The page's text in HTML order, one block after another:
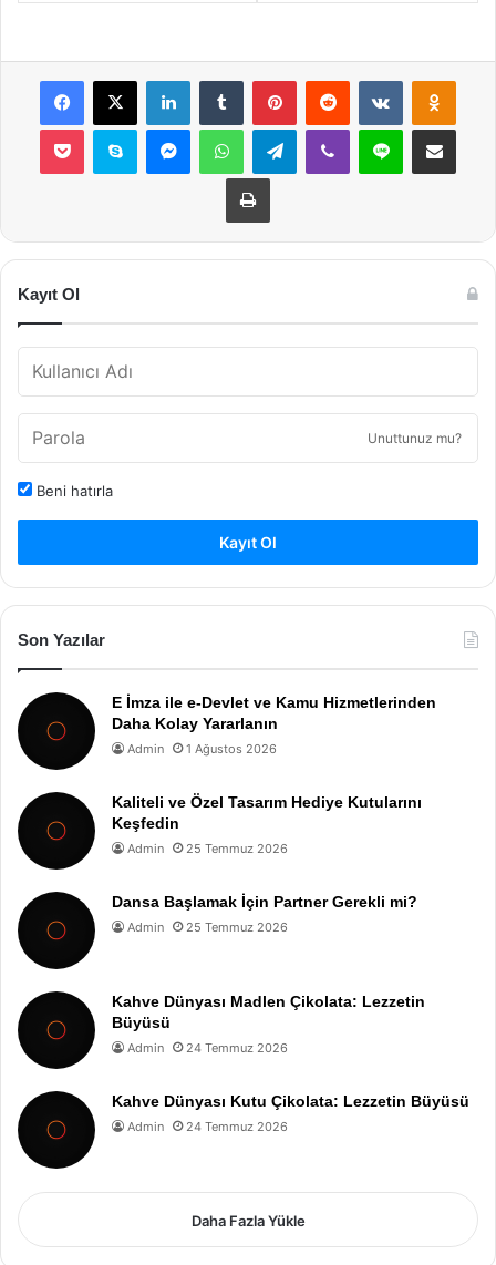
Facebook
X LinkedInTumblr PinterestReddit VKontakte
Pocket Skype MessengerWhatsAppTelegramViber Line E-Posta ile
Yazdır
Kayıt Ol
Unuttunuz mu?
Beni hatırla
Kayıt Ol
Son Yazılar
E İmza ile e-Devlet ve Kamu Hizmetlerinden
Daha Kolay Yararlanın
Admin 1 Ağustos 2026
Kaliteli ve Özel Tasarım Hediye Kutularını
Keşfedin
Admin 25 Temmuz 2026
Dansa Başlamak İçin Partner Gerekli mi?
Admin 25 Temmuz 2026
Kahve Dünyası Madlen Çikolata: Lezzetin
Büyüsü
Admin 24 Temmuz 2026
Kahve Dünyası Kutu Çikolata: Lezzetin Büyüsü
Admin 24 Temmuz 2026
Daha Fazla Yükle